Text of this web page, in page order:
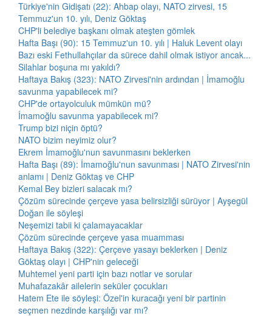
Türkiye'nin Gidişatı (22): Ahbap olayı, NATO zirvesi, 15
Temmuz'un 10. yılı, Deniz Göktaş
CHP'li belediye başkanı olmak ateşten gömlek
Hafta Başı (90): 15 Temmuz'un 10. yılı | Haluk Levent olayı
Bazı eski Fethullahçılar da sürece dahil olmak istiyor ancak...
Silahlar boşuna mı yakıldı?
Haftaya Bakış (323): NATO Zirvesi'nin ardından | İmamoğlu
savunma yapabilecek mi?
CHP'de ortayolculuk mümkün mü?
İmamoğlu savunma yapabilecek mi?
Trump bizi niçin öptü?
NATO bizim neyimiz olur?
Ekrem İmamoğlu'nun savunmasını beklerken
Hafta Başı (89): İmamoğlu'nun savunması | NATO Zirvesi'nin
anlamı | Deniz Göktaş ve CHP
Kemal Bey bizleri salacak mı?
Çözüm sürecinde çerçeve yasa belirsizliği sürüyor | Ayşegül
Doğan ile söyleşi
Neşemizi tabii ki çalamayacaklar
Çözüm sürecinde çerçeve yasa muamması
Haftaya Bakış (322): Çerçeve yasayı beklerken | Deniz
Göktaş olayı | CHP'nin geleceği
Muhtemel yeni parti için bazı notlar ve sorular
Muhafazakâr ailelerin seküler çocukları
Hatem Ete ile söyleşi: Özel'in kuracağı yeni bir partinin
seçmen nezdinde karşılığı var mı?